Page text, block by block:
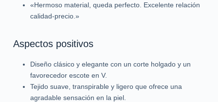
«Hermoso material, queda perfecto. Excelente relación
calidad-precio.»
Aspectos positivos
Diseño clásico y elegante con un corte holgado y un
favorecedor escote en V.
Tejido suave, transpirable y ligero que ofrece una
agradable sensación en la piel.